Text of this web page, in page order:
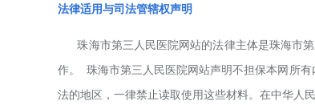
法律适用与司法管辖权声明
珠海市第三 人民医院 网站的法律主体是珠海市
作。 珠海市第三 人民医院 网站声明不担保本网所
法的地区，一律禁止读取使用这些材料。在中华人